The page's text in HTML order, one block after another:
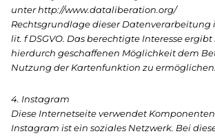
unter http://www.dataliberation.org/
Rechtsgrundlage dieser Datenverarbeitung
lit. f DSGVO. Das berechtigte Interesse ergibt
hierdurch geschaffenen Möglichkeit dem
Nutzung der Kartenfunktion zu ermöglichen.
4. Instagram
Diese Internetseite verwendet
Instagram ist ein soziales Netzwerk. Bei